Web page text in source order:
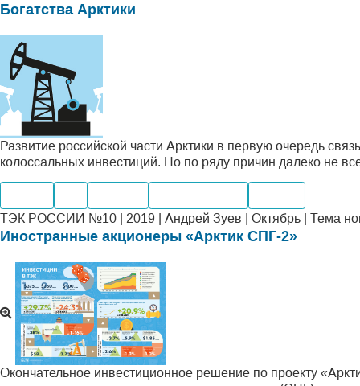
Богатства Арктики
Развитие российской части Арктики в первую очередь
колоссальных инвестиций. Но по ряду причин далеко не
ТЭК РОССИИ №10 | 2019 | Андрей Зуев | Октябрь | Тема
Иностранные акционеры «Арктик СПГ-2»
Окончательное инвестиционное решение по проекту